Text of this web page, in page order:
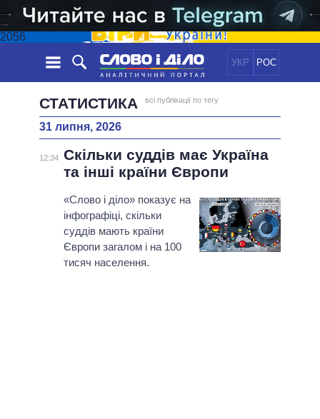
2056
УКР РОС
НОВИНИ
СТРІЧКА
ПОДІЇ
СТАТТІ
ДУМКИ
ОГЛЯДИ
ДАЙДЖЕСТИ
ЕКОНОМІКА
СУСПІЛЬСТВО
СВІТ
ПОЛIТИКИ
УСІ ПОЛІТИКИ
ПРЕЗИДЕНТ І ОФІС
ВЕРХОВНА РАДА
КАБІНЕТ МІНІСТРІВ
ІНФОГРАФІКА
ВІДЕО
ПІДТРИМАТИ
СТАТИСТИКА всі публікації по тегу
31 липня, 2026
12:34 Скільки суддів має Україна
та інші країни Європи
«Слово і діло» показує на
інфографіці, скільки
суддів мають країни
Європи загалом і на 100
тисяч населення.